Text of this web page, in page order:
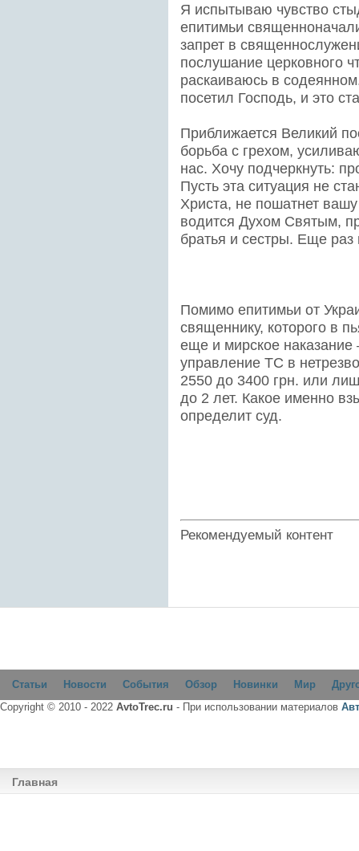
Я испытываю чувство
епитимьи
запрет в
послушание церковного
раскаиваюсь в
посетил Господь, и это
Приближается Великий
борьба с грехом,
нас. Хочу подчеркнуть:
Пусть эта ситуация не
Христа, не пошатнет
водится Духом Святым,
братья и сестры. Еще
Помимо епитимьи от
священнику, которого в
еще и мирское наказание
управление ТС в
2550 до 3400 грн. или
до 2 лет. Какое именно
определит суд.
Рекомендуемый контент
Статьи Новости События Обзор Новинки Мир
Copyright © 2010 - 2022 AvtoTrec.ru - При использовании материалов
Главная